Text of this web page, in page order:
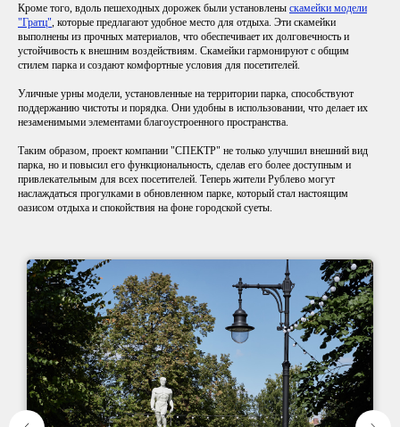
Кроме того, вдоль пешеходных дорожек были установлены скамейки модели
"Гратц", которые предлагают удобное место для отдыха. Эти скамейки
выполнены из прочных материалов, что обеспечивает их долговечность и
устойчивость к внешним воздействиям. Скамейки гармонируют с общим
стилем парка и создают комфортные условия для посетителей.
Уличные урны модели, установленные на территории парка, способствуют
поддержанию чистоты и порядка. Они удобны в использовании, что делает их
незаменимыми элементами благоустроенного пространства.
Таким образом, проект компании "СПЕКТР" не только улучшил внешний вид
парка, но и повысил его функциональность, сделав его более доступным и
привлекательным для всех посетителей. Теперь жители Рублево могут
наслаждаться прогулками в обновленном парке, который стал настоящим
оазисом отдыха и спокойствия на фоне городской суеты.